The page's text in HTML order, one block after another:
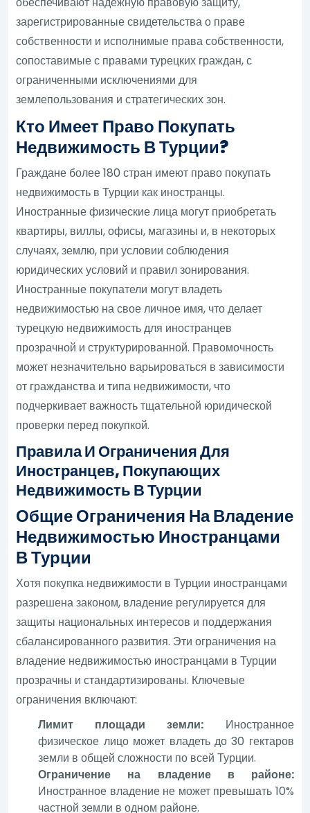
зарегистрированные свидетельства о праве
собственности и исполнимые права собственности,
сопоставимые с правами турецких граждан, с
ограниченными исключениями для
землепользования и стратегических зон.
Кто Имеет Право Покупать
Недвижимость В Турции?
Граждане более 180 стран имеют право покупать
недвижимость в Турции как иностранцы.
Иностранные физические лица могут приобретать
квартиры, виллы, офисы, магазины и, в некоторых
случаях, землю, при условии соблюдения
юридических условий и правил зонирования.
Иностранные покупатели могут владеть
недвижимостью на свое личное имя, что делает
турецкую недвижимость для иностранцев
прозрачной и структурированной. Правомочность
может незначительно варьироваться в зависимости
от гражданства и типа недвижимости, что
подчеркивает важность тщательной юридической
проверки перед покупкой.
Правила И Ограничения Для
Иностранцев, Покупающих
Недвижимость В Турции
Общие Ограничения На Владение
Недвижимостью Иностранцами
В Турции
Хотя покупка недвижимости в Турции иностранцами
разрешена законом, владение регулируется для
защиты национальных интересов и поддержания
сбалансированного развития. Эти ограничения на
владение недвижимостью иностранцами в Турции
прозрачны и стандартизированы. Ключевые
ограничения включают:
Лимит площади земли:Иностранное
физическое лицо может владеть до 30 гектаров
земли в общей сложности по всей Турции.
Ограничение на владение в районе:
Иностранное владение не может превышать 10%
частной земли в одном районе.